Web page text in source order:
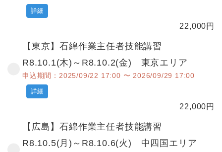
詳細
22,000円
【東京】石綿作業主任者技能講習
R8.10.1(木)～R8.10.2(金) 東京エリア
申込期間：2025/09/22 17:00 〜 2026/09/29 17:00
詳細
22,000円
【広島】石綿作業主任者技能講習
R8.10.5(月)～R8.10.6(火) 中四国エリア